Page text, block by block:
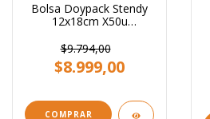
Bolsa Doypack Stendy
12x18cm X50u
$9.794,00
$8.999,00